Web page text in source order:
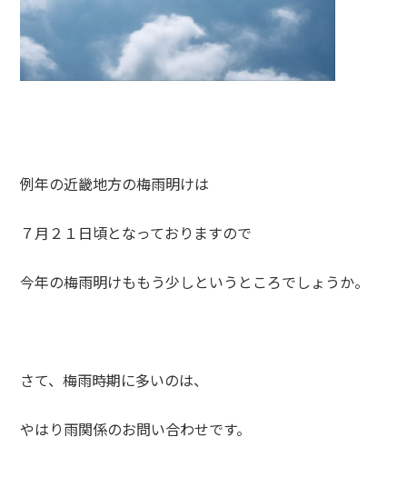
例年の近畿地方の梅雨明けは
７月２１日頃となっておりますので
今年の梅雨明けももう少しというところでしょうか。
さて、梅雨時期に多いのは、
やはり雨関係のお問い合わせです。